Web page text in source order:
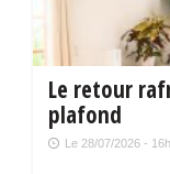
Le retour
plafond
Le 28/07/2026 -